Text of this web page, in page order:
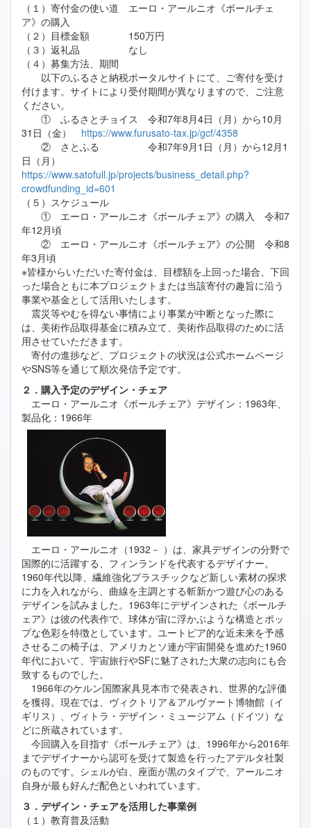
（１）寄付金の使い道 エーロ・アールニオ《ボールチェ
ア》の購入
（２）目標金額 150万円
（３）返礼品 なし
（４）募集方法、期間
以下のふるさと納税ポータルサイトにて、ご寄付を受け
付けます。サイトにより受付期間が異なりますので、ご注意
ください。
① ふるさとチョイス 令和7年8月4日（月）から10月
31日（金） https://www.furusato-tax.jp/gcf/4358
② さとふる 令和7年9月1日（月）から12月1
日（月）
https://www.satofull.jp/projects/business_detail.php?
crowdfunding_id=601
（５）スケジュール
① エーロ・アールニオ《ボールチェア》の購入 令和7
年12月頃
② エーロ・アールニオ《ボールチェア》の公開 令和8
年3月頃
※皆様からいただいた寄付金は、目標額を上回った場合、下回
った場合ともに本プロジェクトまたは当該寄付の趣旨に沿う
事業や基金として活用いたします。
震災等やむを得ない事情により事業が中断となった際に
は、美術作品取得基金に積み立て、美術作品取得のために活
用させていただきます。
寄付の進捗など、プロジェクトの状況は公式ホームページ
やSNS等を通じて順次発信予定です。
２．購入予定のデザイン・チェア
エーロ・アールニオ《ボールチェア》デザイン：1963年、
製品化：1966年
エーロ・アールニオ（1932－ ）は、家具デザインの分野で
国際的に活躍する、フィンランドを代表するデザイナー。
1960年代以降、繊維強化プラスチックなど新しい素材の探求
に力を入れながら、曲線を主調とする斬新かつ遊び心のある
デザインを試みました。1963年にデザインされた《ボールチ
ェア》は彼の代表作で、球体が宙に浮かぶような構造とポッ
プな色彩を特徴としています。ユートピア的な近未来を予感
させるこの椅子は、アメリカとソ連が宇宙開発を進めた1960
年代において、宇宙旅行やSFに魅了された大衆の志向にも合
致するものでした。
1966年のケルン国際家具見本市で発表され、世界的な評価
を獲得。現在では、ヴィクトリア＆アルヴァート博物館（イ
ギリス）、ヴィトラ・デザイン・ミュージアム（ドイツ）な
どに所蔵されています。
今回購入を目指す《ボールチェア》は、1996年から2016年
までデザイナーから認可を受けて製造を行ったアデルタ社製
のものです。シェルが白、座面が黒のタイプで、アールニオ
自身が最も好んだ配色といわれています。
３．デザイン・チェアを活用した事業例
（１）教育普及活動